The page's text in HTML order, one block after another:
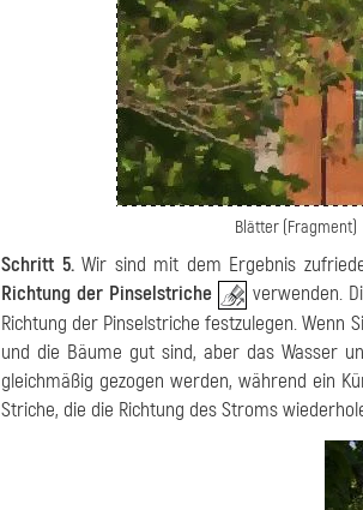
Blätter (Fragment)
Schritt 5.Wir sind mit dem Ergebnis
Richtung der Pinselstriche
verwenden.
Richtung der Pinselstriche festzulegen. Wenn
und die Bäume gut sind, aber das Wasser
gleichmäßig gezogen werden, während ein
Striche, die die Richtung des Stroms